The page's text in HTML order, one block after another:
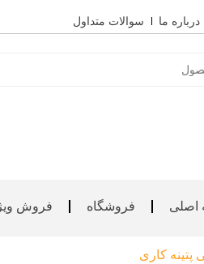
درباره ما سوالات متداول
کالاها
اصلی فروشگاه فروش
پتینه کاری